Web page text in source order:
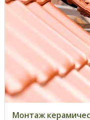
Монтаж